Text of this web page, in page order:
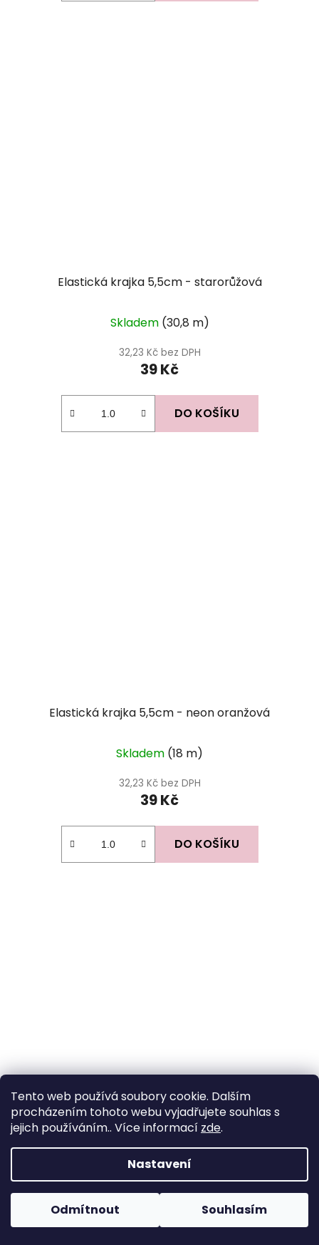
Tento web používá soubory cookie. Dalším
procházením tohoto webu vyjadřujete souhlas s
jejich používáním.. Více informací zde.
Nastavení
Odmítnout Souhlasím
Elastická krajka 5,5cm - starorůžová
Skladem (30,8 m)
32,23 Kč bez DPH
39 Kč
DO KOŠÍKU
Elastická krajka 5,5cm - neon oranžová
Skladem (18 m)
32,23 Kč bez DPH
39 Kč
DO KOŠÍKU
Elastická krajka 5,5cm - černá
Skladem(15 m)
32,23 Kč bez DPH
39 Kč